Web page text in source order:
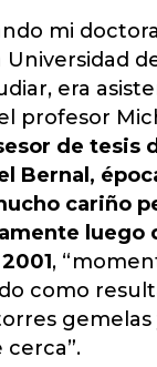
mi
era
profesor
de tesis
Bernal,
cariño
luego
,
como
cerca”.